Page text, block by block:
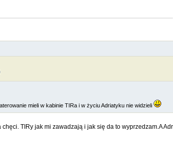
mieli w kabinie TIRa i w życiu Adriatyku nie widzieli
TIRy jak mi zawadzają i jak się da to wyprzedzam.A